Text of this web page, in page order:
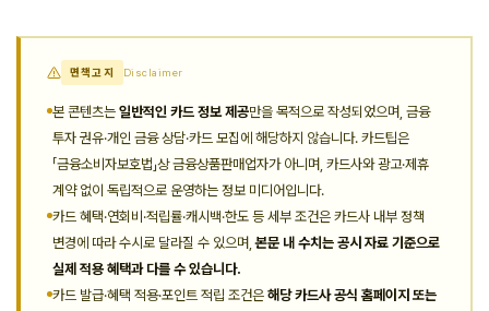
면책고지 Disclaimer
본 콘텐츠는 일반적인 카드 정보 제공만을 목적으로 작성되었으며, 금융
투자 권유·개인 금융 상담·카드 모집에 해당하지 않습니다. 카드팁은
「금융소비자보호법」상 금융상품판매업자가 아니며, 카드사와 광고·제휴
계약 없이 독립적으로 운영하는 정보 미디어입니다.
카드 혜택·연회비·적립률·캐시백·한도 등 세부 조건은 카드사 내부 정책
변경에 따라 수시로 달라질 수 있으며,본문 내 수치는 공시 자료 기준으로
실제 적용 혜택과 다를 수 있습니다.
카드 발급·혜택 적용·포인트 적립 조건은 해당 카드사 공식 홈페이지 또는